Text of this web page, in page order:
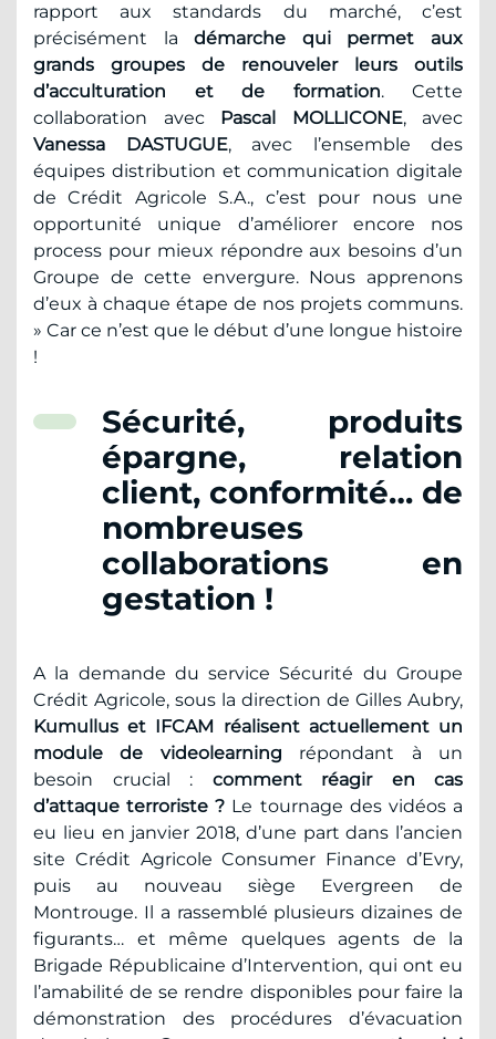
rapport aux standards du marché, c’est
précisément ladémarche qui permet aux
grands groupes de renouveler leurs outils
d’acculturation et de formation. Cette
collaboration avec
Pascal MOLLICONE, avec
Vanessa DASTUGUE, avec l’ensemble des
équipes distribution et communication digitale
de Crédit Agricole S.A., c’est pour nous une
opportunité unique d’améliorer encore nos
process pour mieux répondre aux besoins d’un
Groupe de cette envergure. Nous apprenons
d’eux à chaque étape de nos projets communs.
» Car ce n’est que le début d’une longue histoire
!
Sécurité, produits
épargne, relation
client, conformité… de
nombreuses
collaborations en
gestation !
A la demande du service Sécurité du Groupe
Crédit Agricole, sous la direction de Gilles Aubry,
Kumullus et IFCAM réalisent actuellement un
module de videolearning répondant à un
besoin crucial : comment réagir en cas
d’attaque terroriste ? Le tournage des vidéos a
eu lieu en janvier 2018, d’une part dans l’ancien
site Crédit Agricole Consumer Finance d’Evry,
puis au nouveau siège Evergreen de
Montrouge. Il a rassemblé plusieurs dizaines de
figurants… et même quelques agents de la
Brigade Républicaine d’Intervention, qui ont eu
l’amabilité de se rendre disponibles pour faire la
démonstration des procédures d’évacuation